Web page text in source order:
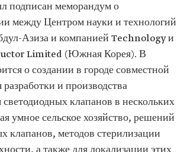
подписан меморандум о
между Центром науки и технологий
Азиза и компанией Technology и
Limited (Южная Корея). В
о создании в городе совместной
и производства
клапанов в нескольких
умное сельское хозяйство, решений
клапанов, методов стерилизации